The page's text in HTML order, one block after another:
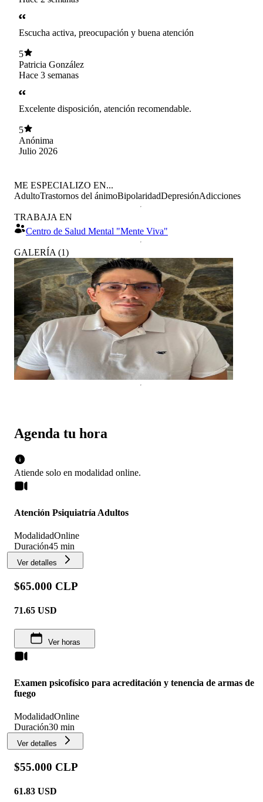
Escucha activa, preocupación y buena atención
5
Patricia González
Hace 3 semanas
Excelente disposición, atención recomendable.
5
Anónima
Julio 2026
Agenda tu hora
Atiende solo en modalidad online.
Atención Psiquiatría Adultos
ModalidadOnline
Duración45 min
Ver detalles
$65.000 CLP
71.65 USD
Ver horas
Examen psicofísico para acreditación y tenencia de armas de
fuego
ModalidadOnline
Duración30 min
Ver detalles
$55.000 CLP
61.83 USD
ME ESPECIALIZO EN...
AdultoTrastornos del ánimoBipolaridadDepresiónAdicciones
TRABAJA EN
Centro de Salud Mental "Mente Viva"
GALERÍA (1)